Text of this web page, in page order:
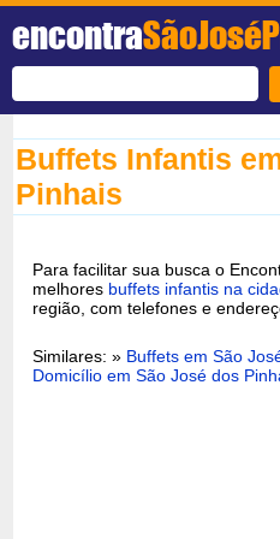
encontra
Buffets Infantis
Pinhais
Para facilitar sua busca o
melhores buffets infantis na
região, com telefones e
Similares: » Buffets em São
Domicílio em São José dos